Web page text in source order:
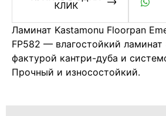
КЛИК
Ламинат Kastamonu Floorpan
FP582 — влагостойкий ламинат
фактурой кантри-дуба и
Прочный и износостойкий.